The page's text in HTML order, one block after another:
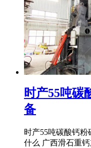
时产55吨碳
备
时产55吨碳酸钙
什么 广西滑石重